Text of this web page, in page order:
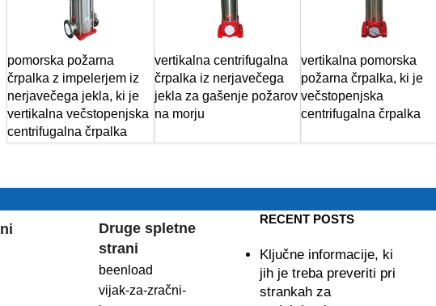
pomorska požarna
črpalka z impelerjem iz
nerjavečega jekla, ki je
vertikalna večstopenjska
centrifugalna črpalka
vertikalna centrifugalna
črpalka iz nerjavečega
jekla za gašenje požarov
na morju
vertikalna pomorska
požarna črpalka, ki je
večstopenjska
centrifugalna črpalka
Druge spletne
strani
beenload
vijak-za-zračni-
RECENT POSTS
Ključne informacije, ki
jih je treba preveriti pri
strankah za